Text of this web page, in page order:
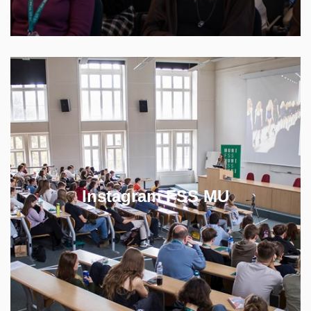
Instagram FSS MU
Buďte v námi v kontaktu a sledujte Instagram, kde
se dozvíte všechno podstatné ze života na fakultě.
SLEDUJTE NÁŠ INSTAGRAM